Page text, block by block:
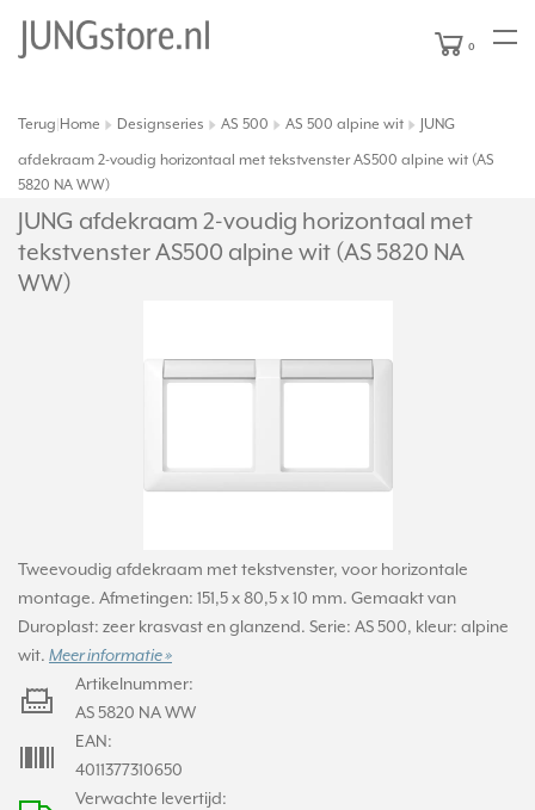
0
Terug Home Designseries AS 500 AS 500 alpine wit
JUNG
afdekraam 2-voudig horizontaal met tekstvenster AS500 alpine wit (AS
5820 NA WW)
JUNG afdekraam 2-voudig horizontaal met
tekstvenster AS500 alpine wit (AS 5820 NA
WW)
Tweevoudig afdekraam met tekstvenster, voor horizontale
montage. Afmetingen: 151,5 x 80,5 x 10 mm. Gemaakt van
Duroplast: zeer krasvast en glanzend. Serie: AS 500, kleur: alpine
wit. Meer informatie »
Verwachte levertijd:
Artikelnummer:
AS 5820 NA WW
EAN:
4011377310650